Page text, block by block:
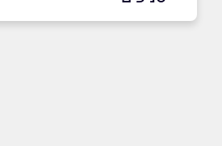
באתר בפייסבוק